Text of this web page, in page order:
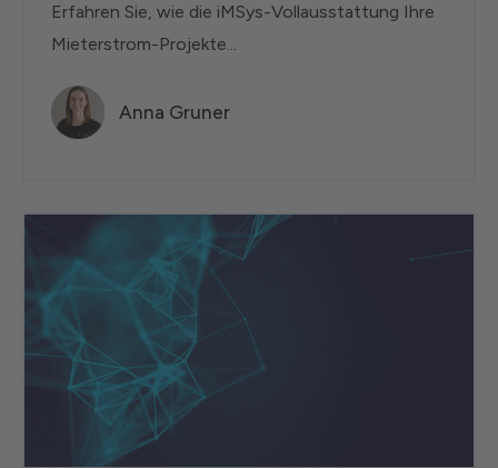
Erfahren Sie, wie die iMSys-Vollausstattung Ihre
Mieterstrom-Projekte...
Anna Gruner